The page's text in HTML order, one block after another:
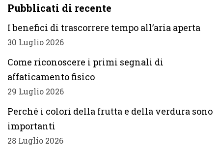
Pubblicati di recente
I benefici di trascorrere tempo all’aria aperta
30 Luglio 2026
Come riconoscere i primi segnali di
affaticamento fisico
29 Luglio 2026
Perché i colori della frutta e della verdura sono
importanti
28 Luglio 2026